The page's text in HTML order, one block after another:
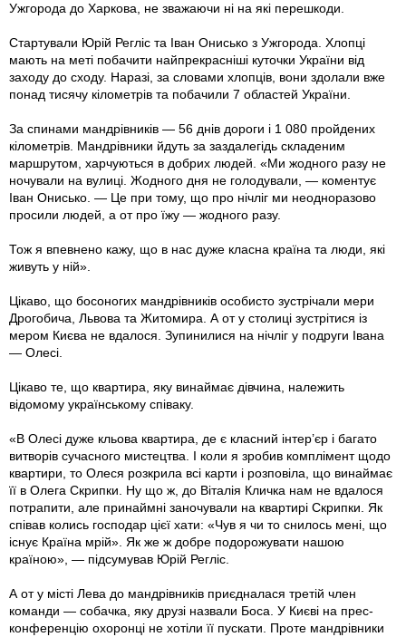
Ужгорода до Харкова, не зважаючи ні на які перешкоди.
Стартували Юрій Регліс та Іван Онисько з Ужгорода. Хлопці
мають на меті побачити найпрекрасніші куточки України від
заходу до сходу. Наразі, за словами хлопців, вони здолали вже
понад тисячу кілометрів та побачили 7 областей України.
За спинами мандрівників — 56 днів дороги і 1 080 пройдених
кілометрів. Мандрівники йдуть за заздалегідь складеним
маршрутом, харчуються в добрих людей. «Ми жодного разу не
ночували на вулиці. Жодного дня не голодували, — коментує
Іван Онисько. — Це при тому, що про нічліг ми неодноразово
просили людей, а от про їжу — жодного разу.
Тож я впевнено кажу, що в нас дуже класна країна та люди, які
живуть у ній».
Цікаво, що босоногих мандрівників особисто зустрічали мери
Дрогобича, Львова та Житомира. А от у столиці зустрітися із
мером Києва не вдалося. Зупинилися на нiчліг у подруги Івана
— Олесі.
Цікаво те, що квартира, яку винаймає дівчина, належить
відомому українському співаку.
«В Олесі дуже кльова квартира, де є класний інтер’єр і багато
витворів сучасного мистецтва. І коли я зробив комплімент щодо
квартири, то Олеся розкрила всі карти і розповіла, що винаймає
її в Олега Скрипки. Ну що ж, до Віталія Кличка нам не вдалося
потрапити, але принаймні заночували на квартирі Скрипки. Як
співав колись господар цієї хати: «Чув я чи то снилось мені, що
існує Країна мрій». Як же ж добре подорожувати нашою
країною», — підсумував Юрій Регліс.
А от у місті Лева до мандрівників приєдналася третій член
команди — собачка, яку друзі назвали Боса. У Києві на прес-
конференцію охоронці не хотіли її пускати. Проте мандрівники